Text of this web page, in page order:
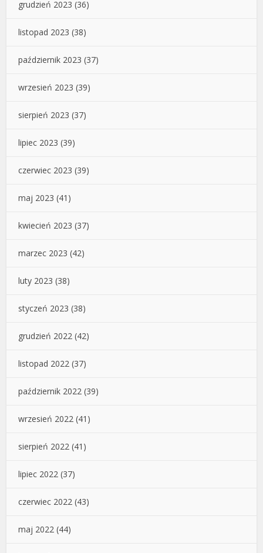
grudzień 2023 (36)
listopad 2023 (38)
październik 2023 (37)
wrzesień 2023 (39)
sierpień 2023 (37)
lipiec 2023 (39)
czerwiec 2023 (39)
maj 2023 (41)
kwiecień 2023 (37)
marzec 2023 (42)
luty 2023 (38)
styczeń 2023 (38)
grudzień 2022 (42)
listopad 2022 (37)
październik 2022 (39)
wrzesień 2022 (41)
sierpień 2022 (41)
lipiec 2022 (37)
czerwiec 2022 (43)
maj 2022 (44)